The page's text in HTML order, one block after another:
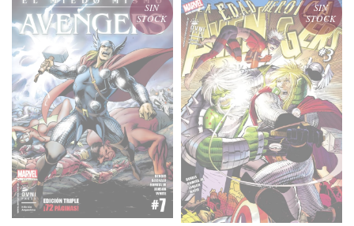
SIN
STOCK
SIN
STOCK